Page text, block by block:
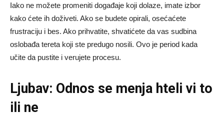
Iako ne možete promeniti događaje koji dolaze, imate izbor
kako ćete ih doživeti. Ako se budete opirali, osećaćete
frustraciju i bes. Ako prihvatite, shvatićete da vas sudbina
oslobađa tereta koji ste predugo nosili. Ovo je period kada
učite da pustite i verujete procesu.
Ljubav: Odnos se menja hteli vi to
ili ne